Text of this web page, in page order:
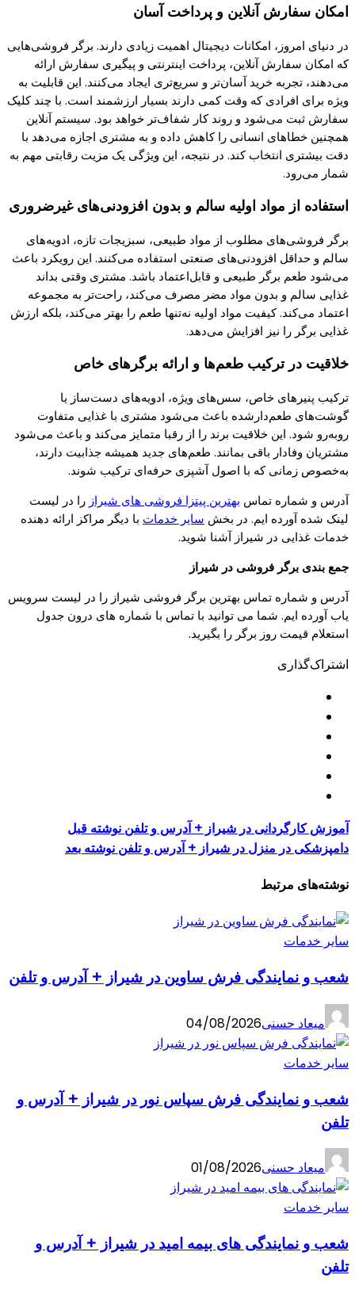
امکان سفارش آنلاین وپرداخت آسان
در دنیای امروز، امکانات دیجیتال اهمیت زیادی دارند. برگر فروشی‌هایی
که امکان سفارش آنلاین، پرداخت اینترنتی و پیگیری سفارش ارائه
می‌دهند، تجربه خرید آسان‌تر و سریع‌تری ایجاد می‌کنند. این قابلیت به
ویژه برای افرادیکه وقتکمی دارند بسیار ارزشمند است. با چند کلیک
سفارش ثبت می‌شود و روندکار شفاف‌تر خواهد بود. سیستم آنلاین
همچنین خطاهای انسانی راکاهش داده و به مشتری اجازه می‌دهد با
دقت بیشتری انتخابکند. در نتیجه، این ویژگی یک مزیت رقابتی مهم به
شمار می‌رود.
استفاده از مواد اولیه سالم و بدون افزودنی‌های غیرضروری
برگر فروشی‌های مطلوب از مواد طبیعی، سبزیجات تازه، ادویه‌های
سالم و حداقل افزودنی‌های صنعتی استفاده می‌کنند. این رویکرد باعث
می‌شود طعم برگر طبیعی و قابل‌اعتماد باشد. مشتری وقتی بداند
غذایی سالم و بدون مواد مضر مصرف می‌کند، راحت‌تر به مجموعه
اعتماد می‌کند. کیفیت مواد اولیه نه‌تنها طعم را بهتر می‌کند، بلکه ارزش
غذایی برگر را نیز افزایش می‌دهد.
خلاقیت در ترکیب طعم‌ها و ارائه برگرهای خاص
ترکیب پنیرهای خاص، سس‌های ویژه، ادویه‌های دست‌ساز یا
گوشت‌های طعم‌دارشده باعث می‌شود مشتری با غذایی متفاوت
روبه‌رو شود. این خلاقیت برند را از رقبا متمایز می‌کند و باعث می‌شود
مشتریان وفادار باقی بمانند. طعم‌های جدید همیشه جذابیت دارند،
به‌خصوص زمانیکه با اصول آشپزی حرفه‌ای ترکیب شوند.
آدرس و شماره تماس بهترین پیتزا فروشی های شیراز را در لیست
لینک شده آورده ایم. در بخش سایر خدمات با دیگر مراکز ارائه دهنده
خدمات غذایی در شیراز آشنا شوید.
جمع بندی برگر فروشی در شیراز
آدرس و شماره تماس بهترین برگر فروشی شیراز را در لیست سرویس
یاب آورده ایم. شما می توانید با تماس با شماره های درون جدول
استعلام قیمت روز برگر را بگیرید.
اشتراک‌گذاری
آموزش کارگردانی در شیراز + آدرس و تلفن نوشته قبل
دامپزشکی در منزل در شیراز + آدرس و تلفن نوشته بعد
نوشته‌های مرتبط
سایر خدمات
شعب و نمایندگی فرش ساوین در شیراز + آدرس و تلفن
میعاد حسنی04/08/2026
سایر خدمات
شعب و نمایندگی فرش سپاس نور در شیراز + آدرس و
تلفن
میعاد حسنی01/08/2026
سایر خدمات
شعب و نمایندگی های بیمه امید در شیراز + آدرس و
تلفن